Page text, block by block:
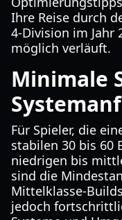
Ihre Reise durch
4-Division im Jahr
möglich verläuft.
Minimale
Für Spieler, die
stabilen 30 bis 60
niedrigen bis
sind die
Mittelklasse-
jedoch